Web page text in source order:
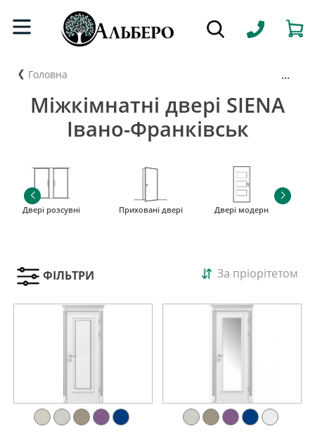
Головна ...
Міжкімнатні двері SIENA
Івано-Франківськ
Двері розсувні Приховані двері Двері модерн
ФІЛЬТРИ За пріорітетом